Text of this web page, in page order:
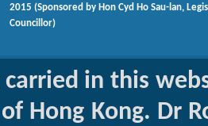
2015 (Sponsored by Hon Cyd Ho Sau-lan,
Councillor)
carried in this
Hong Kong. Dr